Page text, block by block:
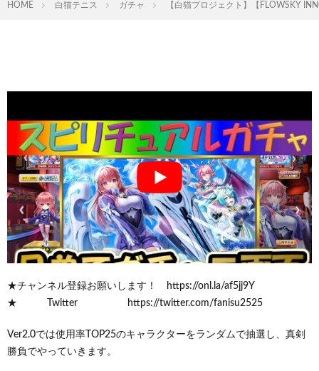
HOME 白猫テニス ガチャ 【白猫プロジェクト】【FLOWSKY
★チャンネル登録お願いします！ https://onl.la/af5jj9Y
★ Twitter https://twitter.com/fanisu2525
Ver2.0では使用率TOP25のキャラクターをランダムで抽選し、真剣
勝負でやっていきます。